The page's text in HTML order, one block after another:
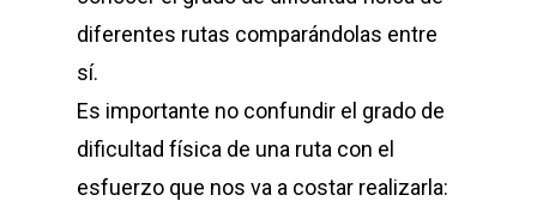
diferentes rutas comparándolas entre
sí.
Es importante no confundir el grado de
dificultad física de una ruta con el
esfuerzo que nos va a costar realizarla: